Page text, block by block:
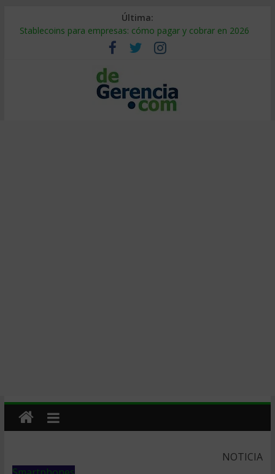
Última:
Stablecoins para empresas: cómo pagar y cobrar en 2026
Despido silencioso: qué es y por qué sale tan caro
IA en selección de personal: cómo auditarla a tiempo
Trabajo forzoso en la cadena de suministro: qué hacer
Mercado hispano de EE. UU.: cómo segmentarlo y venderle
NOTICIA